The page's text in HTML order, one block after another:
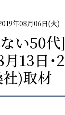
年08月06日(火)
い50代
月13日･
)取材